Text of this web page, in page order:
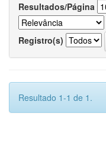
Resultados/Página
Registro(s)
Resultado 1-1 de 1.